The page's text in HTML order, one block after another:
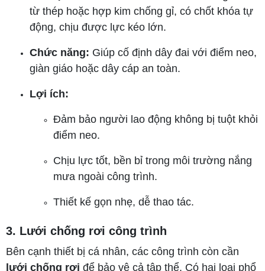
từ thép hoặc hợp kim chống gỉ, có chốt khóa tự
động, chịu được lực kéo lớn.
Chức năng: Giúp cố định dây đai với điểm neo,
giàn giáo hoặc dây cáp an toàn.
Lợi ích:
Đảm bảo người lao động không bị tuột khỏi
điểm neo.
Chịu lực tốt, bền bỉ trong môi trường nắng
mưa ngoài công trình.
Thiết kế gọn nhẹ, dễ thao tác.
3. Lưới chống rơi công trình
Bên cạnh thiết bị cá nhân, các công trình còn cần
lưới chống rơi để bảo vệ cả tập thể. Có hai loại phổ